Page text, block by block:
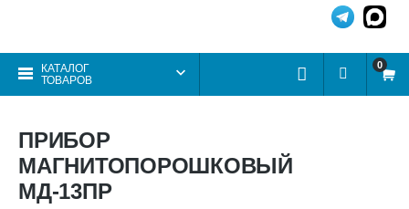
КАТАЛОГ
ТОВАРОВ
0
ПРИБОР
МАГНИТОПОРОШКОВЫЙ
МД-13ПР